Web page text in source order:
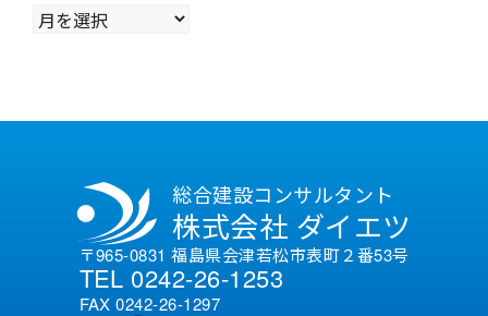
ア
ー
総合建設コンサルタント
株式会社 ダイエツ
〒965-0831 福島県会津若松市表町２番53号
TEL 0242-26-1253
FAX 0242-26-1297